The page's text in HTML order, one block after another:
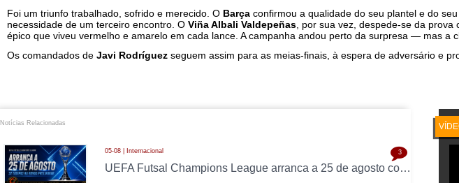
Foi um triunfo trabalhado, sofrido e merecido. O Barça confirmou a qualidade do seu plantel e do
necessidade de um terceiro encontro. O Viña Albali Valdepeñas , por sua vez, despede-se da
épico que viveu vermelho e amarelo em cada lance. A campanha andou perto da surpresa — mas a
Os comandados de Javi Rodríguez seguem assim para as meias-finais, à espera de adversário e
Notícias Relacionadas
05-08 | Internacional
UEFA Futsal Champions League arranca a 25 de agosto com 32 equipas na ronda preliminar
3